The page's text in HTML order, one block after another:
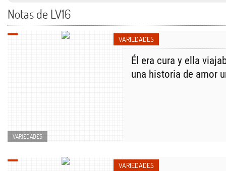
Notas de LV16
VARIEDADES
VARIEDADES
Él era cura y ella
una historia de amor
VARIEDADES